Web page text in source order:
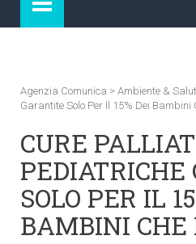
Agenzia Comunica > Ambiente &
Garantite Solo Per Il 15% Dei Bambini
CURE
SOLO PER IL
BAMBINI CHE